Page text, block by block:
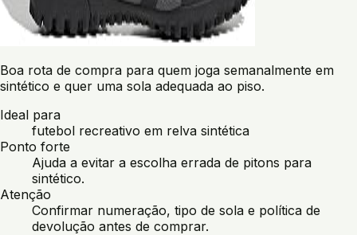
Boa rota de compra para quem joga semanalmente em
sintético e quer uma sola adequada ao piso.
Ideal para
futebol recreativo em relva sintética
Ponto forte
Ajuda a evitar a escolha errada de pitons para
sintético.
Atenção
Confirmar numeração, tipo de sola e política de
devolução antes de comprar.